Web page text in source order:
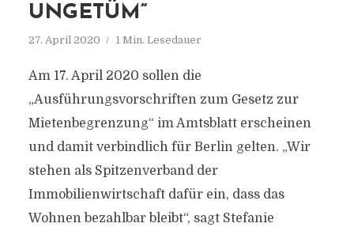
UNGETÜM“
27. April 2020 1 Min. Lesedauer
Am 17. April 2020 sollen die
„Ausführungsvorschriften zum Gesetz zur
Mietenbegrenzung“ im Amtsblatt erscheinen
und damit verbindlich für Berlin gelten. „Wir
stehen als Spitzenverband der
Immobilienwirtschaft dafür ein, dass das
Wohnen bezahlbar bleibt“, sagt Stefanie